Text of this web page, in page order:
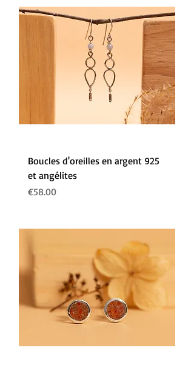
Boucles d'oreilles en argent 925
et angélites
Prix
€58.00